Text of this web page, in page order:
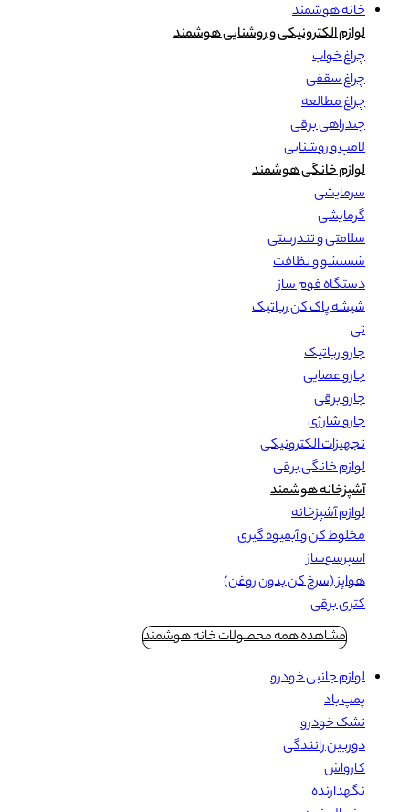
خانه هوشمند
لوازم الکترونیکی و روشنایی هوشمند
چراغ خواب
چراغ سقفی
چراغ مطالعه
چندراهی برقی
لامپ و روشنایی
لوازم خانگی هوشمند
سرمایشی
گرمایشی
سلامتی و تندرستی
شستشو و نظافت
دستگاه فوم ساز
شیشه پاک کن رباتیک
تی
جارو رباتیک
جارو عصایی
جارو برقی
جارو شارژی
تجهیزات الکترونیکی
لوازم خانگی برقی
آشپزخانه هوشمند
لوازم آشپزخانه
مخلوط کن و آبمیوه گیری
اسپرسوساز
هواپز (سرخ کن بدون روغن)
کتری برقی
مشاهده همه محصولات خانه هوشمند
لوازم جانبی خودرو
پمپ باد
تشک خودرو
دوربین رانندگی
کارواش
نگهدارنده